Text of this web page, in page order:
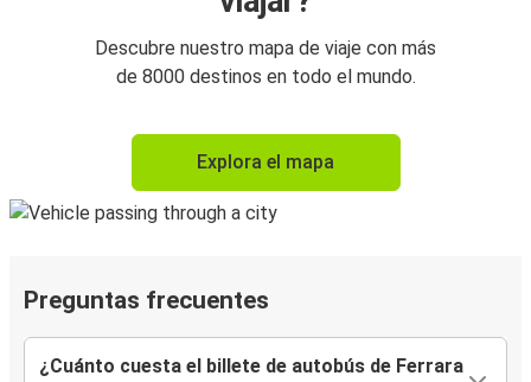
Descubre nuestro mapa de viaje con más
de 8000 destinos en todo el mundo.
Explora el mapa
Preguntas frecuentes
¿Cuánto cuesta el billete de autobús de Ferrara